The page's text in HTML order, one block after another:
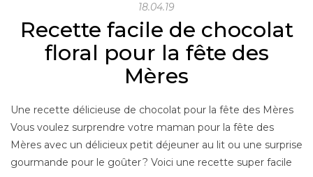
18.04.19
Recette facile de chocolat
floral pour la fête des
Mères
Une recette délicieuse de chocolat pour la fête des Mères
Vous voulez surprendre votre maman pour la fête des
Mères avec un délicieux petit déjeuner au lit ou une surprise
gourmande pour le goûter ? Voici une recette super facile